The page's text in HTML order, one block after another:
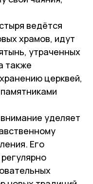
ведётся
храмов, идут
утраченных
также
церквей,
уделяет
Его